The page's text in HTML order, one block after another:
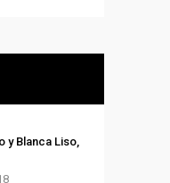
y Blanca Liso,